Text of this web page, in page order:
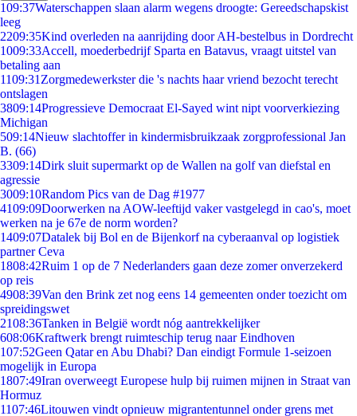
109:37Waterschappen slaan alarm wegens droogte: Gereedschapskist
leeg
2209:35Kind overleden na aanrijding door AH-bestelbus in Dordrecht
1009:33Accell, moederbedrijf Sparta en Batavus, vraagt uitstel van
betaling aan
1109:31 Zorgmedewerkster die 's nachts haar vriend bezocht terecht
ontslagen
3809:14Progressieve Democraat El-Sayed wint nipt voorverkiezing
Michigan
509:14Nieuw slachtoffer in kindermisbruikzaak zorgprofessional Jan
B. (66)
3309:14Dirk sluit supermarkt op de Wallen na golf van diefstal en
agressie
3009:10Random Pics van de Dag #1977
4109:09Doorwerken na AOW-leeftijd vaker vastgelegd in cao's, moet
werken na je 67e de norm worden?
1409:07Datalek bij Bol en de Bijenkorf na cyberaanval op logistiek
partner Ceva
1808:42Ruim 1 op de 7 Nederlanders gaan deze zomer onverzekerd
op reis
4908:39Van den Brink zet nog eens 14 gemeenten onder toezicht om
spreidingswet
2108:36Tanken in België wordt nóg aantrekkelijker
608:06Kraftwerk brengt ruimteschip terug naar Eindhoven
107:52Geen Qatar en Abu Dhabi? Dan eindigt Formule 1-seizoen
mogelijk in Europa
1807:49Iran overweegt Europese hulp bij ruimen mijnen in Straat van
Hormuz
1107:46Litouwen vindt opnieuw migrantentunnel onder grens met